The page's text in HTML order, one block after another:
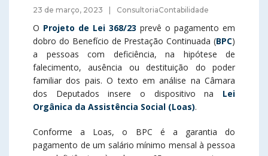
23 de março, 2023 ConsultoriaContabilidade
O Projeto de Lei 368/23 prevê o pagamento em
dobro do Benefício de Prestação Continuada (BPC)
a pessoas com deficiência, na hipótese de
falecimento, ausência ou destituição do poder
familiar dos pais. O texto em análise na Câmara
dos Deputados insere o dispositivo na Lei
Orgânica da Assistência Social (Loas).
Conforme a Loas, o BPC é a garantia do
pagamento de um salário mínimo mensal à pessoa